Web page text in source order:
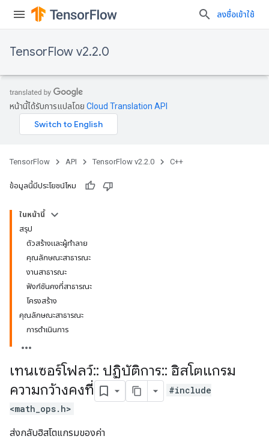
ลงชื่อเข้าใช้
TensorFlow v2.2.0
หน้านี้ได้รับการแปลโดย Cloud Translation API
TensorFlow API TensorFlow v2.2.0 C++
ข้อมูลนี้มีประโยชน์ไหม
ในหน้านี้
สรุป
ตัวสร้างและผู้ทำลาย
คุณลักษณะสาธารณะ
งานสาธารณะ
ฟังก์ชันคงที่สาธารณะ
โครงสร้าง
คุณลักษณะสาธารณะ
การดำเนินการ
เทนเซอร์โฟลว์:: ปฏิบัติการ:: ฮิสโตแกรม
ความกว้างคงที่
#include
<math_ops.h>
ส่งกลับฮิสโตแกรมของค่า